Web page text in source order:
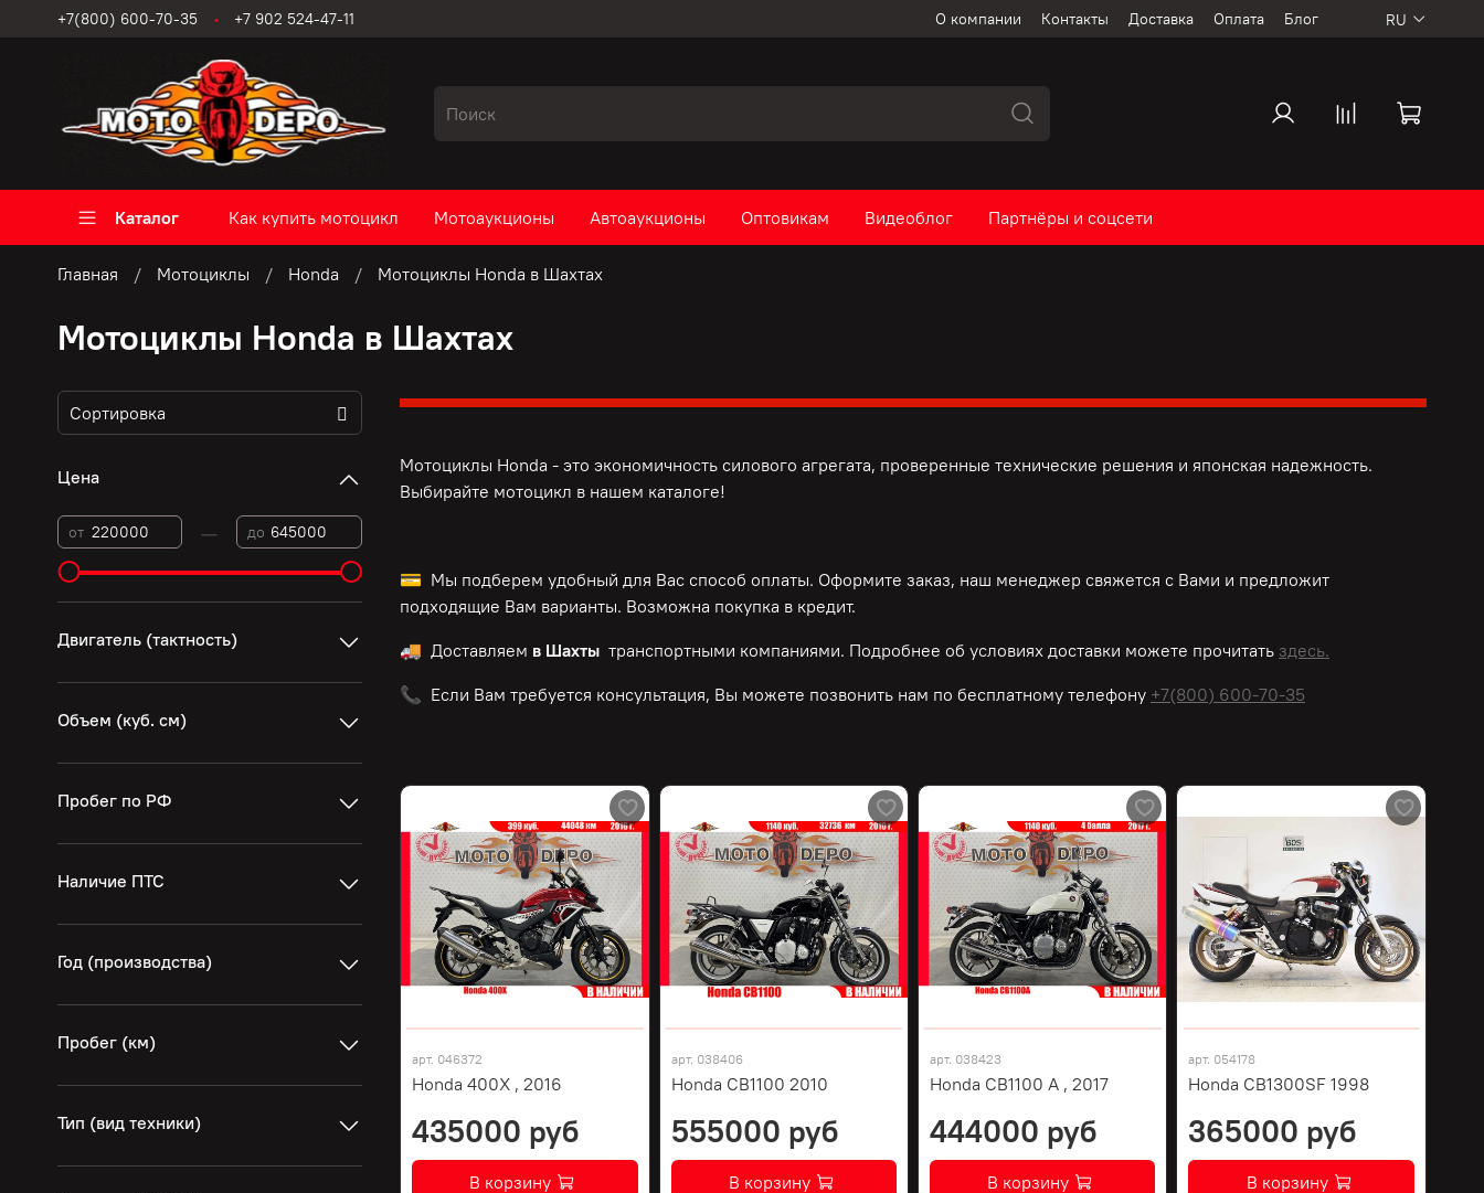
О компании Контакты Доставка Оплата Блог
+7(800) 600-70-35 +7 902 524-47-11 RU
Каталог Как купить мотоцикл Мотоаукционы Автоаукционы Оптовикам Видеоблог Партнёры и соцсети
Главная Мотоциклы Honda Мотоциклы Honda в Шахтах
Мотоциклы Honda в Шахтах
Мотоциклы Honda - это экономичность силового агрегата, проверенные технические решения ияпонская надежность.
Выбирайте мотоцикл в нашем каталоге!
💳 Мы подберем удобный для Вас способ оплаты. Оформите заказ, наш менеджер свяжется с Вами и предложит
подходящие Вам варианты. Возможна покупка в кредит.
🚚 Доставляем в Шахты транспортными компаниями. Подробнее об условиях доставки можете прочитать здесь.
📞 Если Вам требуется консультация, Вы можете позвонить нам по бесплатномутелефону +7(800) 600-70-35
арт. 046372
Honda 400X , 2016
435000 руб
В корзину
арт. 038406
Honda CB1100 2010
555000 руб
В корзину
арт. 038423
Honda CB1100 A , 2017
444000 руб
В корзину
арт. 054178
Honda CB1300SF 1998
365000 руб
В корзину
Цена
от — до
Двигатель (тактность)
Объем (куб. см)
Пробег по РФ
Наличие ПТС
Год (производства)
Пробег (км)
Тип (вид техники)